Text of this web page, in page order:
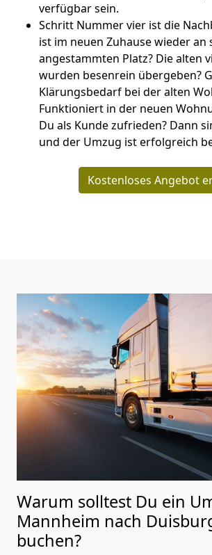
verfügbar sein.
Schritt Nummer vier ist die
ist im neuen Zuhause wieder an
angestammten Platz? Die alten
wurden besenrein übergeben?
Klärungsbedarf bei der alten
Funktioniert in der neuen
Du als Kunde zufrieden? Dann
und der Umzug ist erfolgreich
Kostenloses Angebot
Warum solltest Du ein
Mannheim nach
buchen?